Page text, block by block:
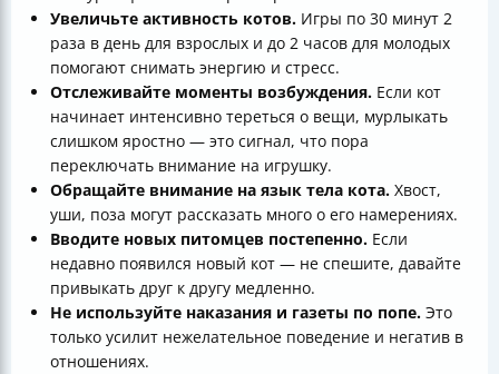
Увеличьте активность котов. Игры по 30 минут 2
раза в день для взрослых и до 2 часов для молодых
помогают снимать энергию и стресс.
Отслеживайте моменты возбуждения. Если кот
начинает интенсивно тереться о вещи, мурлыкать
слишком яростно — это сигнал, что пора
переключать внимание на игрушку.
Обращайте внимание на язык тела кота. Хвост,
уши, поза могут рассказать много о его намерениях.
Вводите новых питомцев постепенно. Если
недавно появился новый кот — не спешите, давайте
привыкать друг к другу медленно.
Не используйте наказания и газеты по попе. Это
только усилит нежелательное поведение и негатив в
отношениях.